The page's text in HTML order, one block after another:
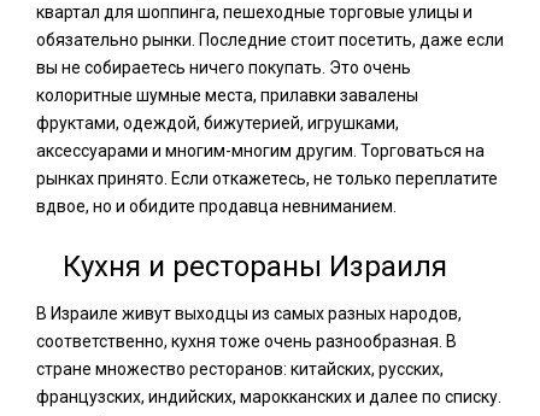
квартал для шоппинга, пешеходные торговые улицы и
обязательно рынки. Последние стоит посетить, даже если
вы не собираетесь ничего покупать. Это очень
колоритные шумные места, прилавки завалены
фруктами, одеждой, бижутерией, игрушками,
аксессуарами и многим-многим другим. Торговаться на
рынках принято. Если откажетесь, не только переплатите
вдвое, но и обидите продавца невниманием.
Кухня и рестораны Израиля
В Израиле живут выходцы из самых разных народов,
соответственно, кухня тоже очень разнообразная. В
стране множество ресторанов: китайских, русских,
французских, индийских, марокканских и далее по списку.